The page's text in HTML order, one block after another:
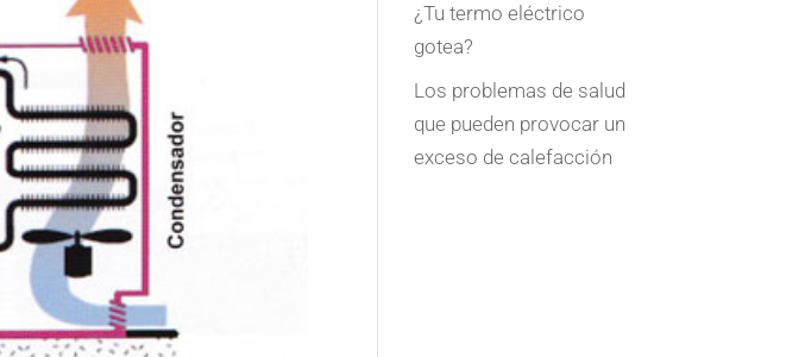
¿Tu termo eléctrico
gotea?
Los problemas de salud
que pueden provocar un
exceso de calefacción